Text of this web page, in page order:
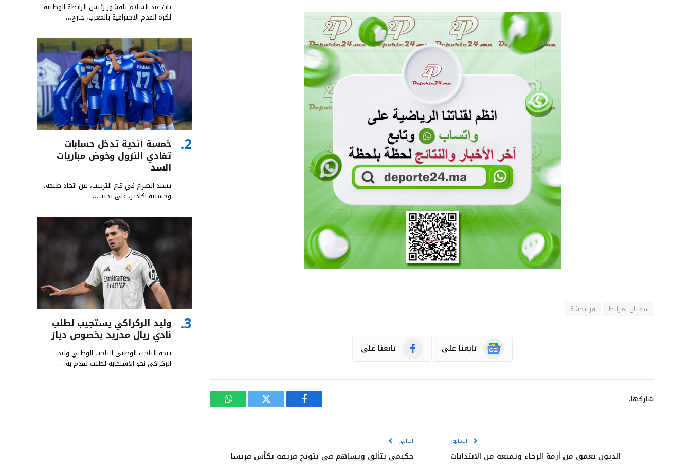
سفيان أمرابط فرنبخشة
تابعنا على تابعنا على
شاركها.
فيسبوك تويتر واتساب
السابق
الديون تعمق من أزمة الرجاء وتمنعه من الانتدابات
التالي
حكيمي يتألق ويساهم في تتويج فريقه بكأس فرنسا
بات عبد السلام بلقشور رئيس الرابطة الوطنية
لكرة القدم الاحترافية بالمغرب، خارج…
خمسة أندية تدخل حسابات
تفادي النزول وخوض مباريات
السد
يشتد الصراع في قاع الترتيب، بين اتحاد طنجة،
وحسنية أكادير، على تجنب…
وليد الركراكي يستجيب لطلب
نادي ريال مدريد بخصوص دياز
يتجه الناخب الوطني الناخب الوطني وليد
الركراكي نحو الاستجابة لطلب تقدم به…